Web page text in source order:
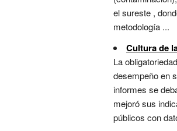
el sureste ,
metodología ...
Cultura de
La
desempeño en
informes se
mejoró sus
públicos con